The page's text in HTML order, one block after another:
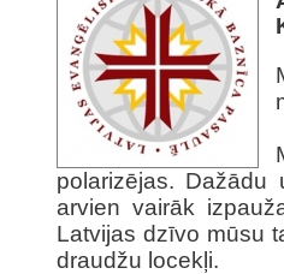
polarizējas. Dažādu
arvien vairāk
Latvijas dzīvo mūsu
draudžu locekļi.